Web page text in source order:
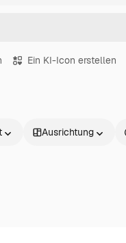
Ein KI-Icon erstellen
Ausrichtung